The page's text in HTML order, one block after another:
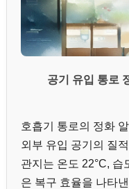
공기 유입 통로
호흡기 통로의 정화
외부 유입 공기의 질
관지는 온도 22°C, 습
은 복구 효율을 나타